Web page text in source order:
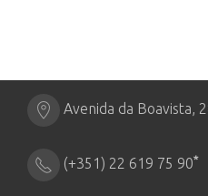
Avenida da Boavista,
(+351) 22 619 75 90*